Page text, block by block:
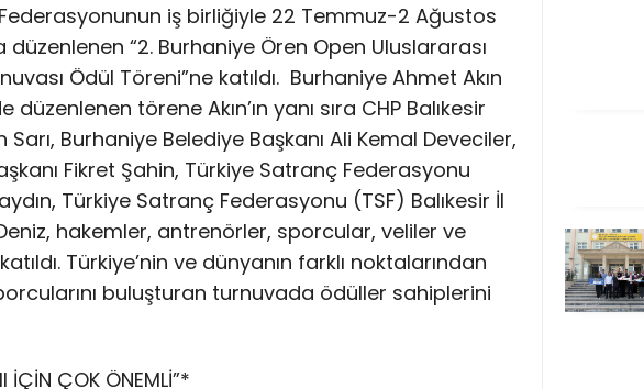
iş birliğiyle 22 Temmuz-2 Ağustos
düzenlenen “2. Burhaniye Ören Open Uluslararası
Ödül Töreni”ne katıldı. Burhaniye Ahmet Akın
düzenlenen törene Akın’ın yanı sıra CHP Balıkesir
Sarı, Burhaniye Belediye Başkanı Ali Kemal Deveciler,
Fikret Şahin, Türkiye Satranç Federasyonu
Türkiye Satranç Federasyonu (TSF) Balıkesir İl
hakemler, antrenörler, sporcular, veliler ve
Türkiye’nin ve dünyanın farklı noktalarından
buluşturan turnuvada ödüller sahiplerini
İÇİN ÇOK ÖNEMLİ”*